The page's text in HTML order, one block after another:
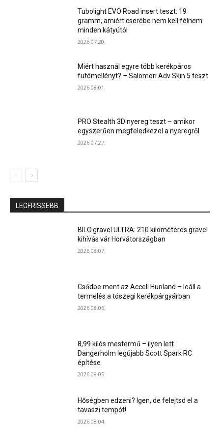
Tubolight EVO Road insert teszt: 19
gramm, amiért cserébe nem kell félnem
minden kátyútól
2026.07.20.
Miért használ egyre több kerékpáros
futómellényt? – Salomon Adv Skin 5 teszt
2026.08.01.
PRO Stealth 3D nyereg teszt – amikor
egyszerűen megfeledkezel a nyeregről
2026.07.27.
LEGFRISSEBB
BILO.gravel ULTRA: 210 kilométeres gravel
kihívás vár Horvátországban
2026.08.07.
Csődbe ment az Accell Hunland – leáll a
termelés a tószegi kerékpárgyárban
2026.08.06.
8,99 kilós mestermű – ilyen lett
Dangerholm legújabb Scott Spark RC
építése
2026.08.05.
Hőségben edzeni? Igen, de felejtsd el a
tavaszi tempót!
2026.08.04.